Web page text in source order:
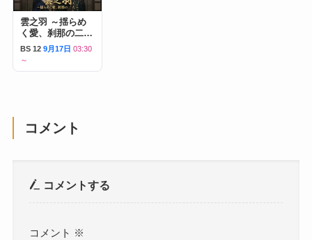
雲之羽 ～揺らめ
く愛、刹那の二人
～
BS 12 9月17日 03:30
～
コメント
コメントする
コメント ※